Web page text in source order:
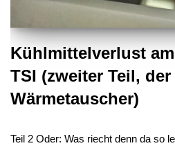
Kühlmittelverlust
TSI (zweiter Teil, der
Wärmetauscher)
Teil 2 Oder: Was riecht denn da so